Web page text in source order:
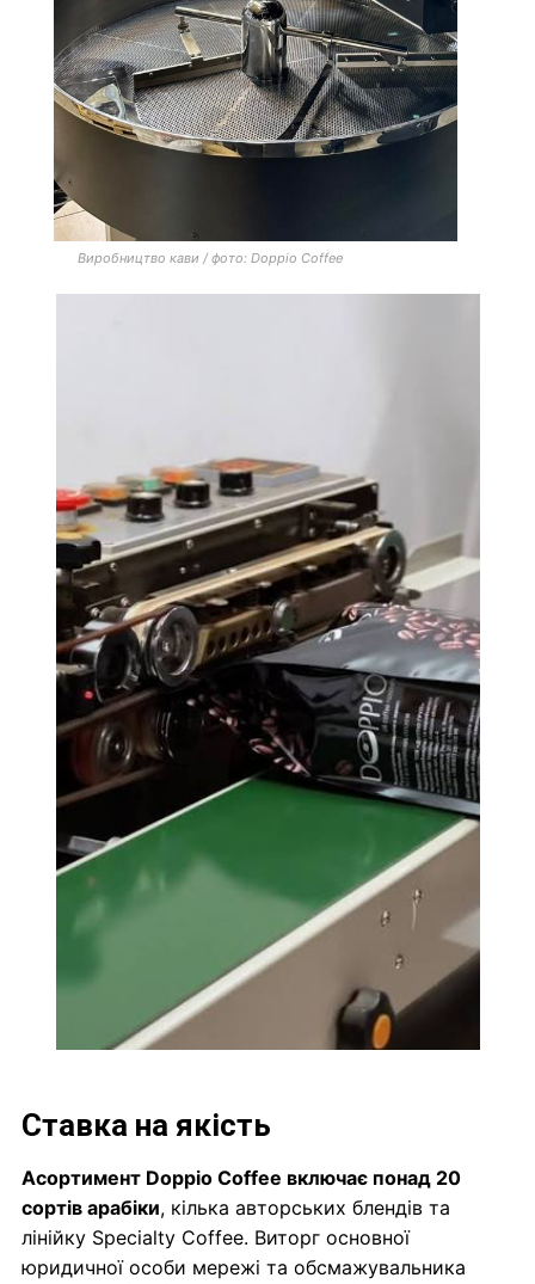
Виробництво кави / фото: Doppio Coffee
Ставка на якість
Асортимент Doppio Coffee включає понад 20
сортів арабіки, кілька авторських блендів та
лінійку Specialty Coffee. Виторг основної
юридичної особи мережі та обсмажувальника